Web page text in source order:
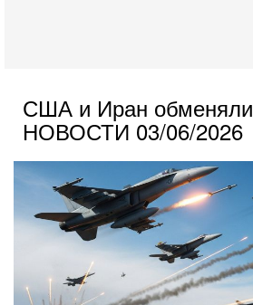
США и Иран
НОВОСТИ 03/06/2026